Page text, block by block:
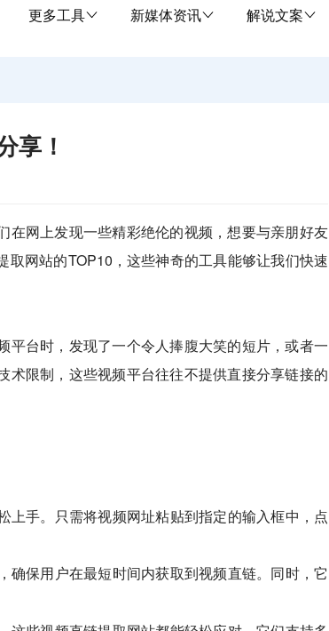
更多工具 新媒体资讯
解说文案
享！
网上发现一些精彩绝伦的视频，想要与亲朋好友
网站的TOP10，这些神奇的工具能够让我们快速
台时，发现了一个令人捧腹大笑的短片，或者一
限制，这些视频平台往往不提供直接分享链接的
上手。只需将视频网址粘贴到指定的输入框中，点
确保用户在最短时间内获取到视频直链。同时，它